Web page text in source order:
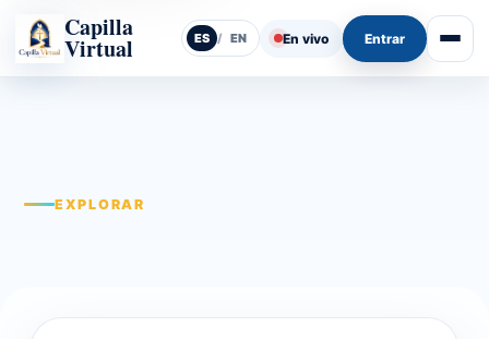
Capilla
Virtual ES / EN En vivo Entrar Abrir
EXPLORAR